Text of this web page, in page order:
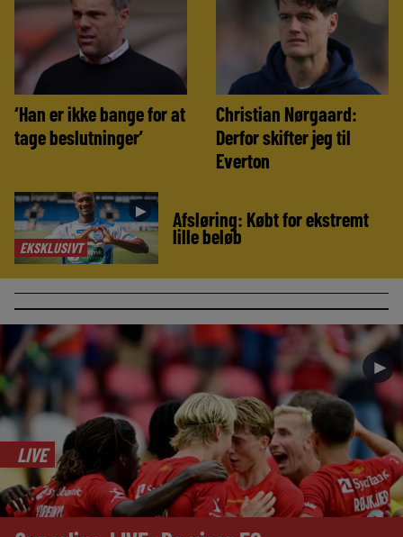
‘Han er ikke bange for at
tage beslutninger’
Christian Nørgaard:
Derfor skifter jeg til
Everton
EKSKLUSIVT
► Afsløring: Købt for ekstremt
lille beløb
►
LIVE